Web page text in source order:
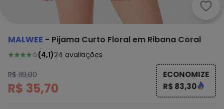
MALWEE - Pijama Curto Floral em Ribana Coral
(4,1)24 avaliações
R$ 119,00
R$ 35,70
ECONOMIZE
R$ 83,30